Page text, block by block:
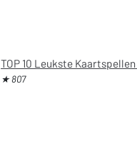
TOP 10 Leukste
★ 807